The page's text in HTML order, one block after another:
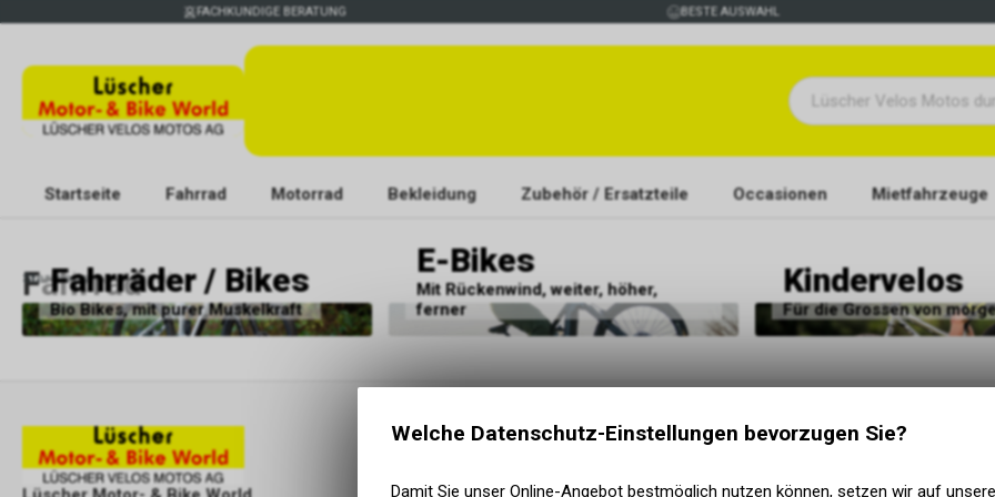
FACHKUNDIGE BERATUNG BESTE AUSWAHL
Startseite Fahrrad Motorrad Bekleidung Zubehör / Ersatzteile Occasionen Mietfahrzeuge
Startseite Fahrrad
Fahrrad
Fahrräder / Bikes
Bio Bikes, mit purer Muskelkraft
E-Bikes
Mit Rückenwind, weiter, höher,
ferner
Kindervelos
Für die Grossen von
KATEGORIEN
Fahrrad
NÜTZLICHE
Datenschutz
Welche Datenschutz-Einstellungen bevorzugen Sie?
Damit Sie unser Online-Angebot bestmöglich nutzen können, setzen wir auf